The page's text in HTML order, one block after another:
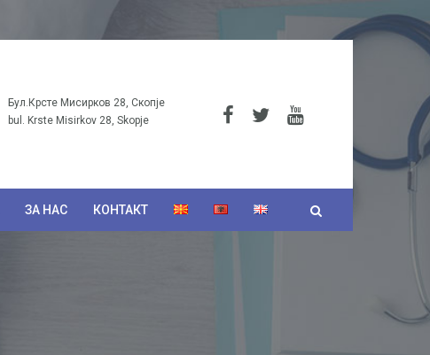
Бул.Крсте Мисирков 28, Скопје
bul. Krste Misirkov 28, Skopje
ЗА НАС КОНТАКТ